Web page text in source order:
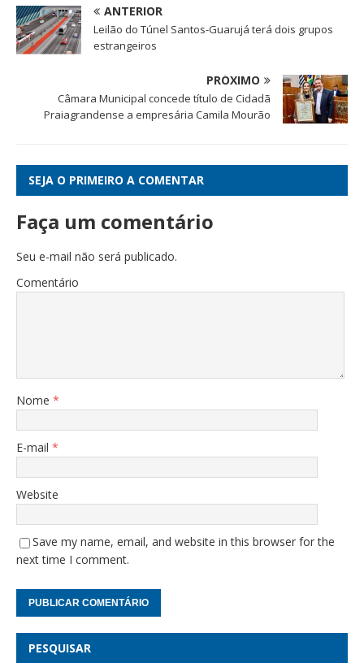
ANTERIOR
Leilão do Túnel Santos-Guarujá terá dois grupos
estrangeiros
PRÓXIMO
Câmara Municipal concede título de Cidadã
Praiagrandense a empresária Camila Mourão
SEJA O PRIMEIRO A COMENTAR
Faça um comentário
Seu e-mail não será publicado.
Comentário
Nome *
E-mail *
Website
Save my name, email, and website in this browser for the
next time I comment.
PESQUISAR